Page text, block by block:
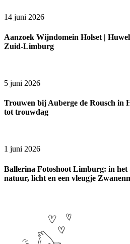
14 juni 2026
Aanzoek Wijndomein Holset |
Zuid-Limburg
5 juni 2026
Trouwen bij Auberge de Rousch in
tot trouwdag
1 juni 2026
Ballerina Fotoshoot Limburg: in het
natuur, licht en een vleugje